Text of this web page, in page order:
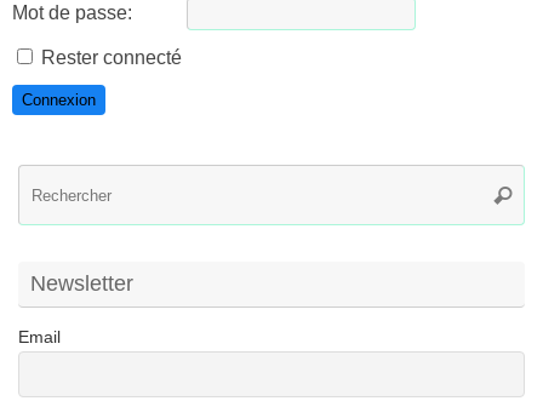
Mot de passe:
Rester connecté
Connexion
Newsletter
Email